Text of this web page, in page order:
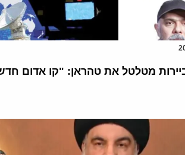
מטלטל את טהראן: "קו אדום